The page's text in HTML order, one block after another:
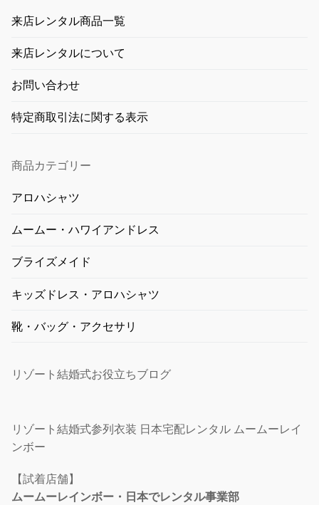
来店レンタル商品一覧
来店レンタルについて
お問い合わせ
特定商取引法に関する表示
商品カテゴリー
アロハシャツ
ムームー・ハワイアンドレス
ブライズメイド
キッズドレス・アロハシャツ
靴・バッグ・アクセサリ
リゾート結婚式お役立ちブログ
リゾート結婚式参列衣装 日本宅配レンタル ムームーレイ
ンボー
【試着店舗】
ムームーレインボー・日本でレンタル事業部